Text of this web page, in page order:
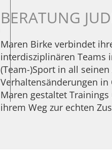
BERATUNG
Maren Birke verbindet
interdisziplinären Teams
(Team-)Sport in all
Verhaltensänderungen
Maren gestaltet
ihrem Weg zur echten